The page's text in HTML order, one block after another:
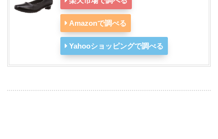
Amazonで調べる
Yahooショッピングで調べる